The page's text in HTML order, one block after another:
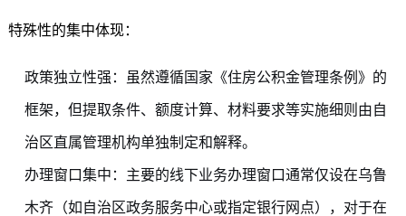
特殊性的集中体现：
政策独立性强：虽然遵循国家《住房公积金管理条例》的
框架，但提取条件、额度计算、材料要求等实施细则由自
治区直属管理机构单独制定和解释。
办理窗口集中：主要的线下业务办理窗口通常仅设在乌鲁
木齐（如自治区政务服务中心或指定银行网点），对于在